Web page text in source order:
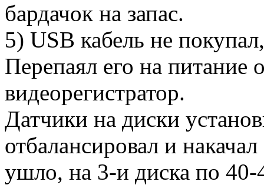
бардачок на запас.
5) USB кабель не
Перепаял его на питание
видеорегистратор.
Датчики на диски
отбалансировал и
ушло, на 3-и диска по 40-